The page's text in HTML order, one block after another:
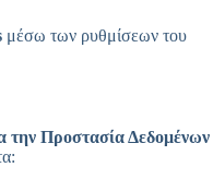
μέσω των ρυθμίσεων του
την Προστασία Δεδομένων